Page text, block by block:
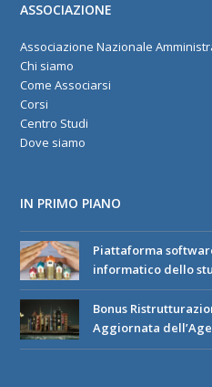
ASSOCIAZIONE
Associazione Nazionale
Chi siamo
Come Associarsi
Corsi
Centro Studi
Dove siamo
IN PRIMO PIANO
Piattaforma
informatico dello
Bonus
Aggiornata